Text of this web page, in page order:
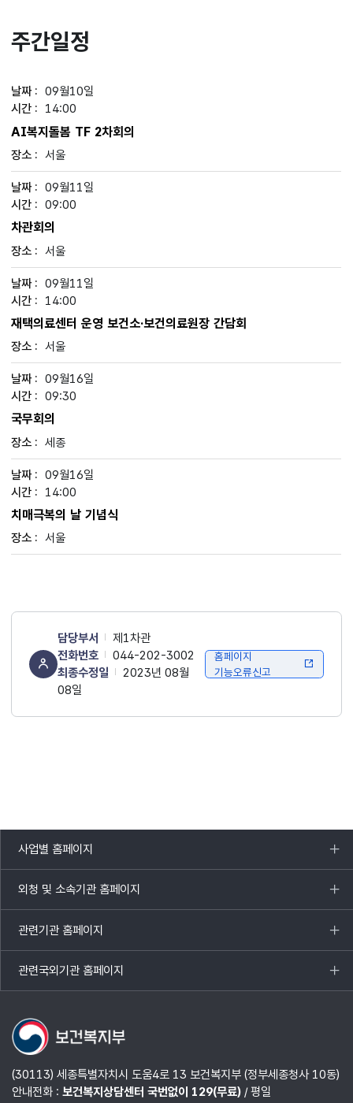
주간일정
09월10일
14:00
AI복지돌봄 TF 2차회의
서울
09월11일
09:00
차관회의
서울
09월11일
14:00
재택의료센터 운영 보건소·보건의료원장 간담회
서울
09월16일
09:30
국무회의
세종
09월16일
14:00
치매극복의 날 기념식
서울
담당부서
제1차관
전화번호
044-202-3002
최종수정일
2023년 08월
08일
홈페이지
기능오류신고
사업별 홈페이지
목록
열기
외청 및 소속기관 홈페이지
목록
열기
관련기관 홈페이지
목록
열기
관련국외기관 홈페이지
목록
열기
(30113) 세종특별자치시 도움4로 13 보건복지부 (정부세종청사 10동)
안내전화 : 보건복지상담센터 국번없이 129(무료)/ 평일